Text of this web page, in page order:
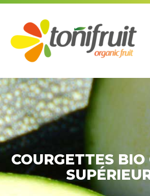
Aller
contenu
COURGETTES